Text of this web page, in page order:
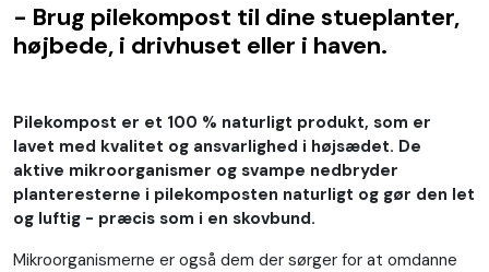
- Brug pilekompost til dine stueplanter,
højbede, i drivhuset eller i haven.
Pilekompost er et 100 % naturligt produkt, som er
lavet med kvalitet og ansvarlighed i højsædet. De
aktive mikroorganismer og svampe nedbryder
planteresterne i pilekomposten naturligt og gør den let
og luftig - præcis som i en skovbund.
Mikroorganismerne er også dem der sørger for at omdanne